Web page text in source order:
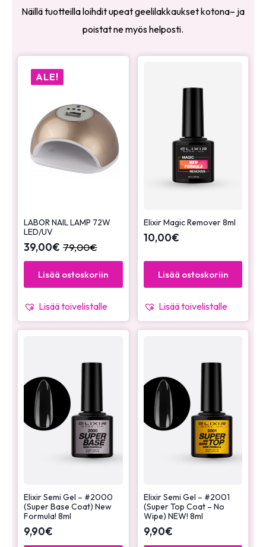
Näillä tuotteilla loihdit upeat geelilakkaukset kotona– ja
poistat ne myös helposti.
ALE!
LABOR NAIL LAMP 72W
LED/UV
79,00€
39,00€
Lisää ostoskoriin
Lisää toivelistalle
Elixir Magic Remover 8ml
10,00€
Lisää ostoskoriin
Lisää toivelistalle
Elixir Semi Gel – #2000
(Super Base Coat) New
Formula! 8ml
9,90€
Elixir Semi Gel – #2001
(Super Top Coat – No
Wipe) NEW! 8ml
9,90€